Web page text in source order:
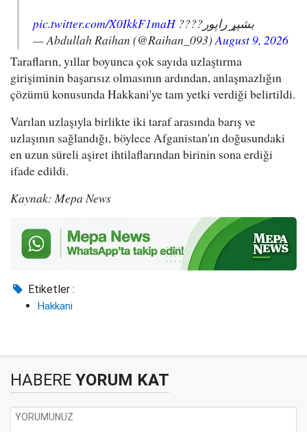
بشپړ راپور????pic.twitter.com/X0IkkF1maH
— Abdullah Raihan (@Raihan_093)August 9, 2026
Tarafların, yıllar boyunca çok sayıda uzlaştırma
girişiminin başarısız olmasının ardından, anlaşmazlığın
çözümü konusunda Hakkani'ye tam yetki verdiği belirtildi.
Varılan uzlaşıyla birlikte iki taraf arasında barış ve
uzlaşının sağlandığı, böylece Afganistan'ın doğusundaki
en uzun süreli aşiret ihtilaflarından birinin sona erdiği
ifade edildi.
Kaynak: Mepa News
Etiketler :
Hakkani
HABERE YORUM KAT